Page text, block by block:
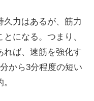
久力はあるが、筋力
になる。つまり、
れば、速筋を強化す
から3分程度の短い